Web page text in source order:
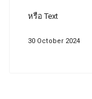
หรือ Text
30 October 2024